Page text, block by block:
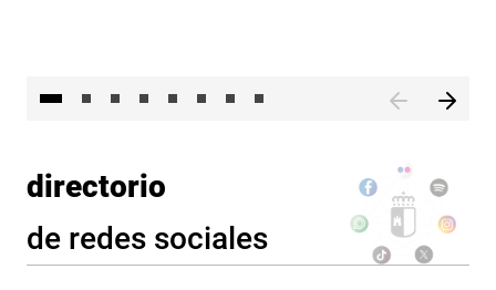
directorio
de redes sociales